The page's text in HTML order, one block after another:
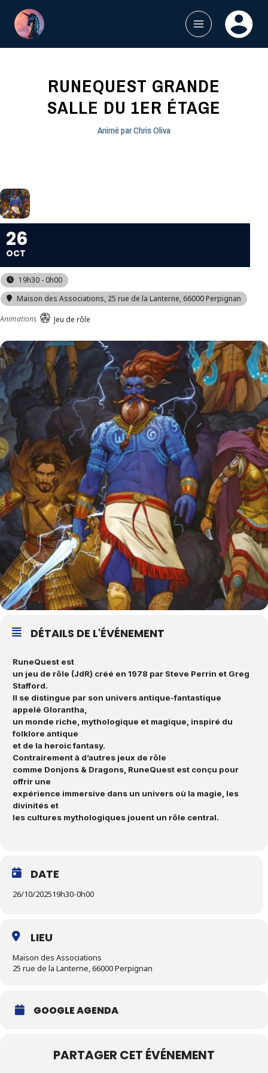
contenu
MAIN
RUNEQUEST GRANDE
SALLE DU 1ER ÉTAGE
Animé parChris Oliva
26
OCT
19h30 - 0h00
Maison des Associations, 25 rue de la Lanterne, 66000 Perpignan
Animations
Jeu de rôle
DÉTAILS DE L'ÉVÉNEMENT
RuneQuest est
un jeu de rôle (JdR) créé en 1978 par Steve Perrin et Greg
Stafford.
Il se distingue par son univers antique-fantastique
appelé Glorantha
un monde riche, mythologique et magique, inspiré du
folklore antique
et de la heroic fantasy.
Contrairement à d’autres jeux de rôle
comme Donjons & Dragons, RuneQuest est conçu pour
offrir une
expérience immersive dans un univers où la magie, les
divinités et
les cultures mythologiques jouent un rôle central.
DATE
26/10/202519h30-0h00
LIEU
Maison des Associations
25 rue de la Lanterne, 66000 Perpignan
GOOGLE AGENDA
PARTAGER CET ÉVÉNEMENT